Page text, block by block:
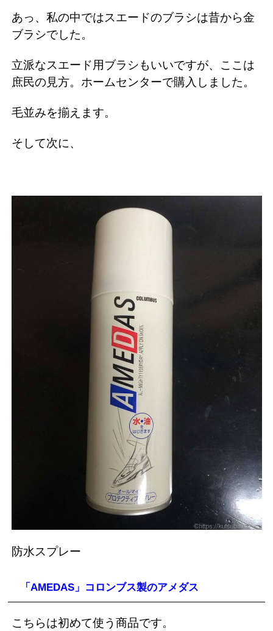
あっ、私の中ではスエードのブラシは昔から金
ブラシでした。
立派なスエード用ブラシもいいですが、ここは
庶民の見方。ホームセンターで購入しました。
毛並みを揃えます。
そして次に、
防水スプレー
「AMEDAS」コロンブス製のアメダス
こちらは初めて使う商品です。